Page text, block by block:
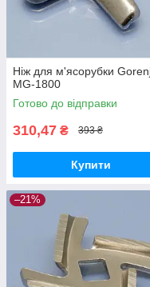
Ніж для м'ясорубки
MG-1800
Готово до відправки
310,47 ₴ 393 ₴
Купити
–21%